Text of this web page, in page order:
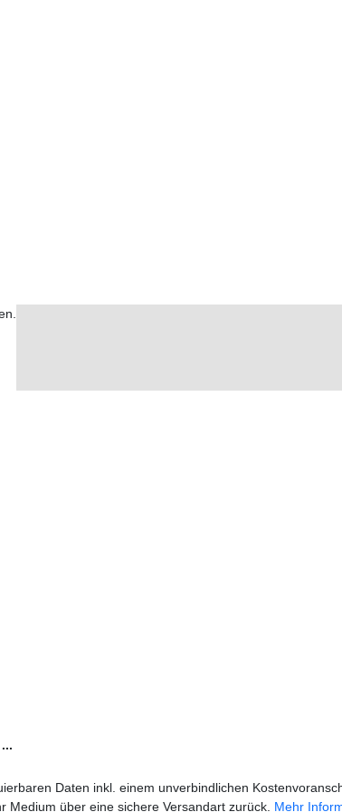
Daten inkl. einem unverbindlichen
über eine sichere Versandart zurück. Mehr